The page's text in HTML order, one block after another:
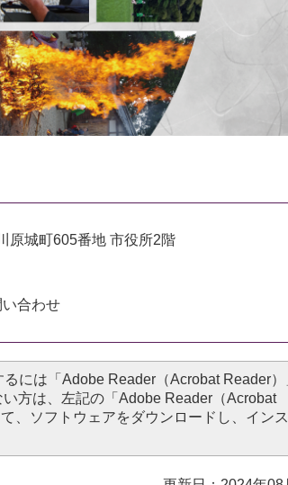
原城町605番地 市役所2階
い合わせ
には「Adobe Reader（Acrobat Reader
方は、左記の「Adobe Reader（Acrobat
、ソフトウェアをダウンロードし、イン